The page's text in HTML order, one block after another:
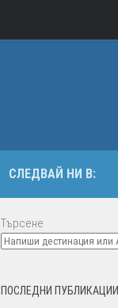
СЛЕДВАЙ НИ В:
Търсене
ПОСЛЕДНИ ПУБЛИКАЦИИ